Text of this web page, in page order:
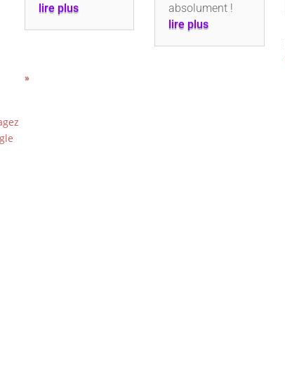
lire plus
absolument !
lire plus
»